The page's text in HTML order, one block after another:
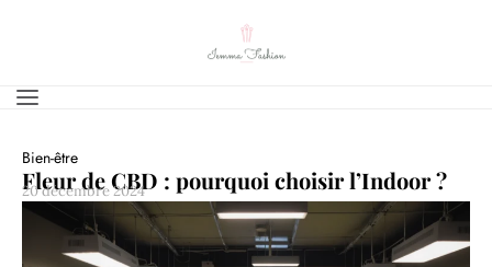
Bien-être
Fleur de CBD : pourquoi choisir l’Indoor ?
20 décembre 2024